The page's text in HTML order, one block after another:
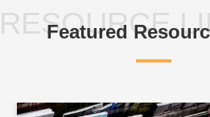
RESOURCE
Featured